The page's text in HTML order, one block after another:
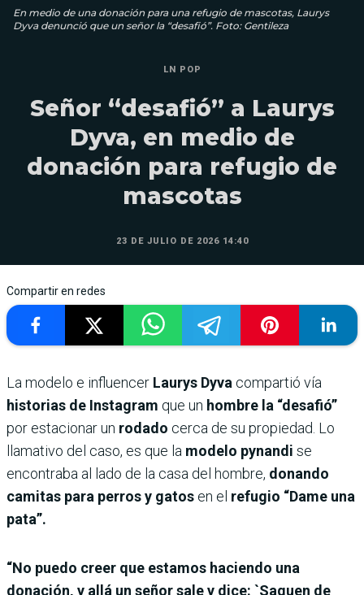
En medio de una donación para una refugio de mascotas, Laurys
Dyva denunció que un señor la “desafió”. Foto: Gentileza
LN POP
Señor “desafió” a Laurys
Dyva, en medio de
donación para refugio de
mascotas
23 DE JULIO DE 2026 14:40
Compartir en redes
La modelo e influencer Laurys Dyva compartió vía
historias de Instagram que un hombre la “desafió”
por estacionar un rodado cerca de su propiedad. Lo
llamativo del caso, es que la modelo pynandi se
encontraba al lado de la casa del hombre, donando
camitas para perros y gatos en el refugio “Dame una
pata”.
“No puedo creer que estamos haciendo una
donación, y allá un señor sale y dice: `Saquen de